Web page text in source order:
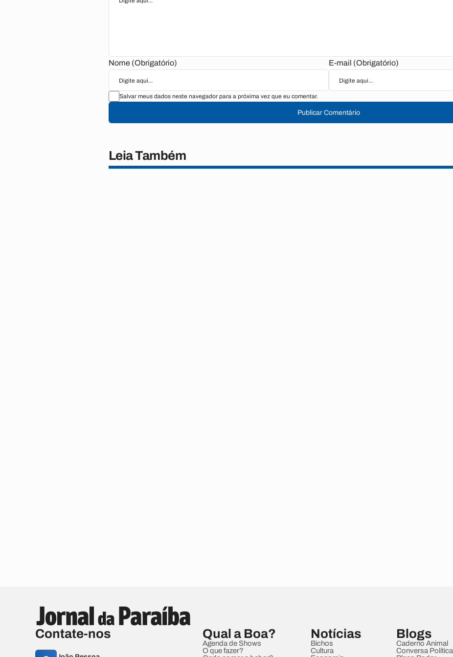
Nome (Obrigatório) E-mail (Obrigatório)
Salvar meus dados neste navegador para a próxima vez que eu comentar.
Publicar Comentário
Leia Também
Contate-nos Qual a Boa?
Agenda de Shows
O que fazer?
Notícias
Bichos
Cultura
Blogs
Caderno Animal
Conversa Política